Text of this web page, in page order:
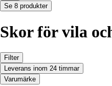
Se 8 produkter
Skor för vila
Filter
Leverans inom 24 timmar
Varumärke